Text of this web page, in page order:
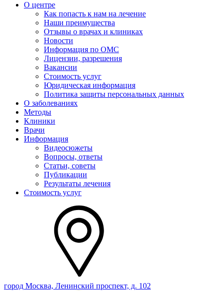
О центре
Как попасть к нам на лечение
Наши преимущества
Отзывы о врачах и клиниках
Новости
Информация по ОМС
Лицензии, разрешения
Вакансии
Стоимость услуг
Юридическая информация
Политика защиты персональных данных
О заболеваниях
Методы
Клиники
Врачи
Информация
Видеосюжеты
Вопросы, ответы
Статьи, советы
Публикации
Результаты лечения
Стоимость услуг
город Москва, Ленинский проспект, д. 102